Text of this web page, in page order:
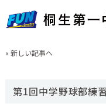
« 新しい記事へ
第1回中学野球部練